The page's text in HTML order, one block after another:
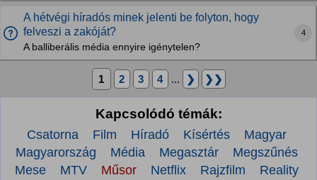
A hétvégi híradós minek jelenti be folyton, hogy
felveszi a zakóját?
A balliberális média ennyire igénytelen?
4
1 2 3 4 ... ❯ ❯❯
Kapcsolódó témák:
Csatorna Film Híradó Kísértés
Magyar
Magyarország
Média Megasztár
Megszűnés
Mese
MTV Műsor Netflix Rajzfilm
Reality